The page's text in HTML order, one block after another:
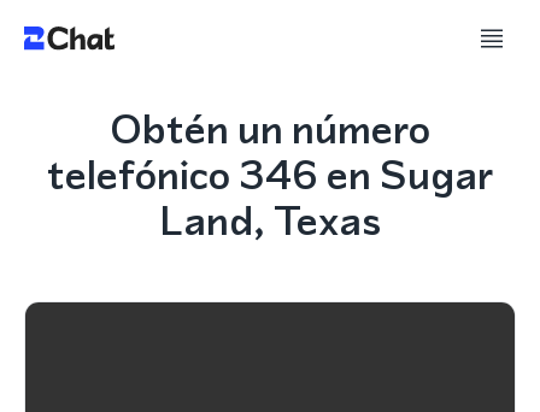
Obtén un número
telefónico 346 en Sugar
Land, Texas